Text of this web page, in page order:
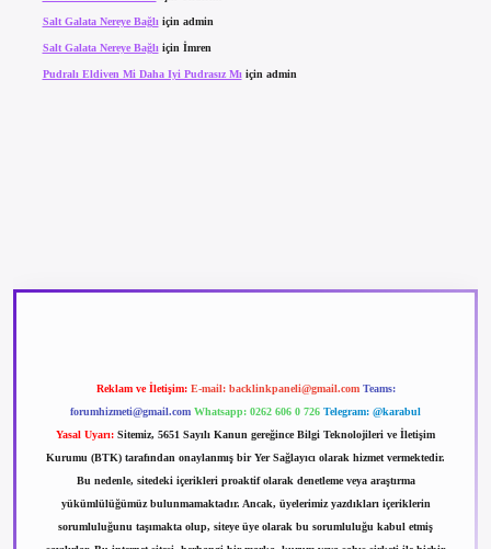
Salt Galata Nereye Bağlıiçin admin
Salt Galata Nereye Bağlı için İmren
Pudralı Eldiven Mi Daha Iyi Pudrasız Mı için admin
Reklam ve İletişim: E-mail: backlinkpaneli@gmail.com Teams:
forumhizmeti@gmail.com Whatsapp: 0262 606 0 726 Telegram: @karabul
Yasal Uyarı: Sitemiz, 5651 Sayılı Kanun gereğince Bilgi Teknolojileri ve İletişim
Kurumu (BTK) tarafından onaylanmış bir Yer Sağlayıcı olarak hizmet vermektedir.
Bu nedenle, sitedeki içerikleri proaktif olarak denetleme veya araştırma
yükümlülüğümüz bulunmamaktadır. Ancak, üyelerimiz yazdıkları içeriklerin
sorumluluğunu taşımakta olup, siteye üye olarak bu sorumluluğu kabul etmiş